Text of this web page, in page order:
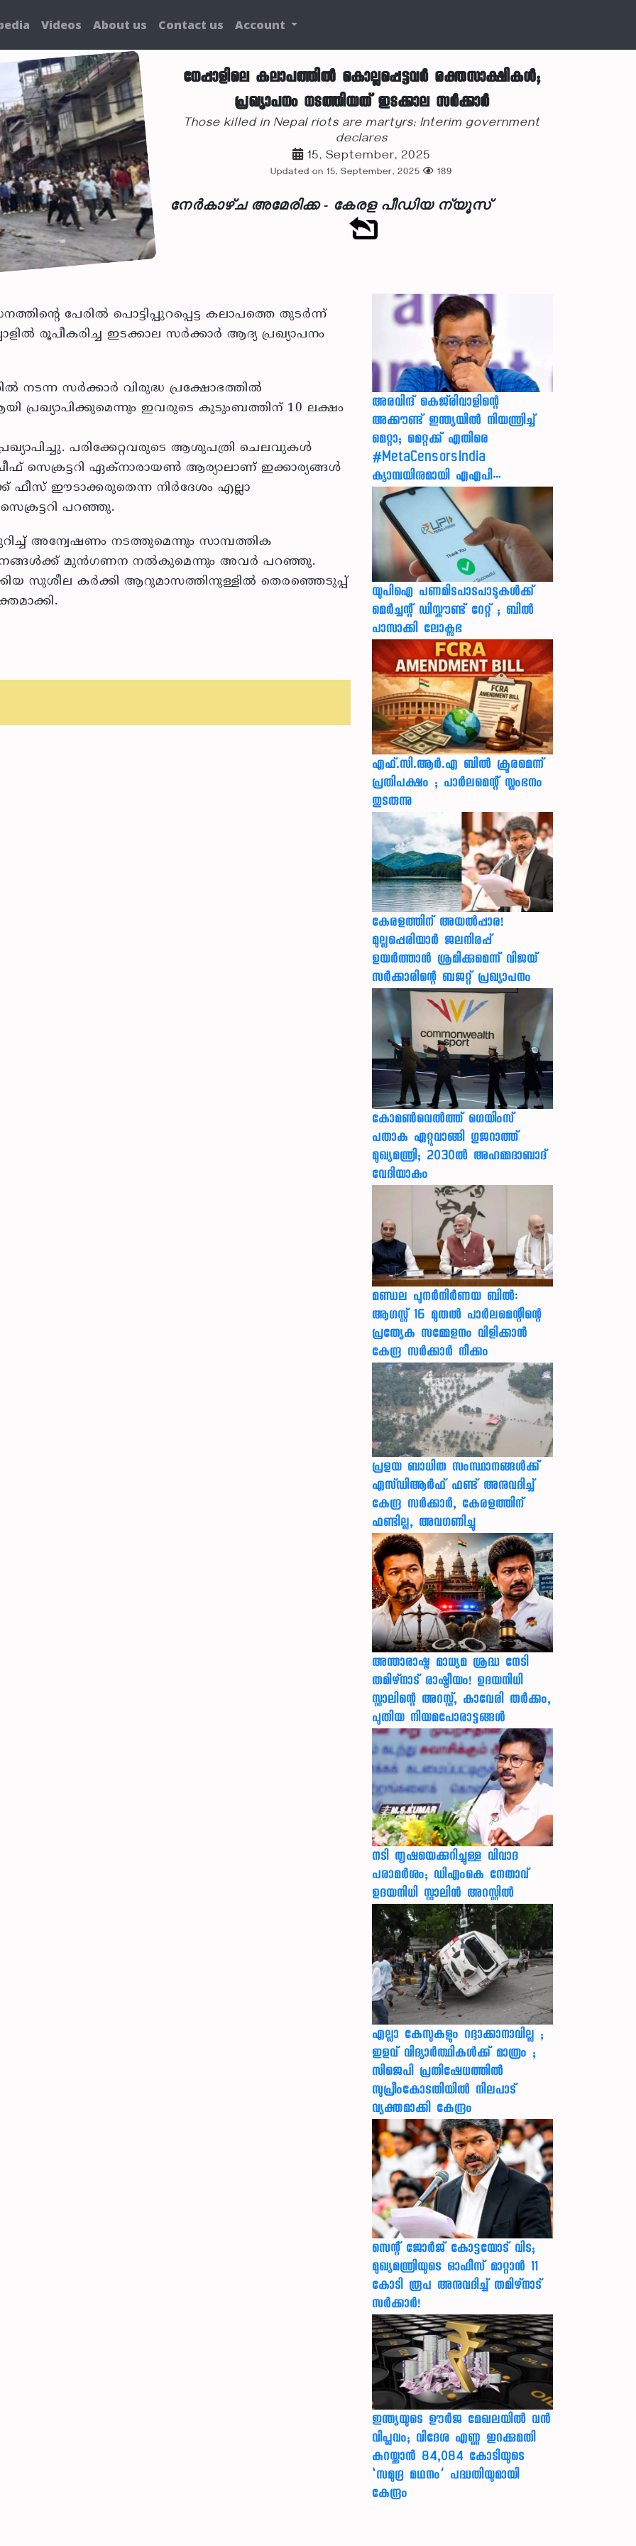
Videos About us Contact us Account
നേപ്പാളിലെ കലാപത്തില്‍ കൊല്ലപ്പെട്ടവര്‍ രക്തസാക്ഷികള്‍;
പ്രഖ്യാപനം നടത്തിയത് ഇടക്കാല സര്‍ക്കാര്‍
Those killed in Nepal riots are martyrs; Interim government
declares
15, September, 2025
Updated on 15, September, 2025 189
നേർകാഴ്ച അമേരിക്ക - കേരള പീഡിയ ന്യൂസ്
പേരില്‍ പൊട്ടിപ്പുറപ്പെട്ട കലാപത്തെ തുടര്‍ന്ന്
രൂപീകരിച്ച ഇടക്കാല സര്‍ക്കാര്‍ ആദ്യ പ്രഖ്യാപനം
നടന്ന സര്‍ക്കാര്‍ വിരുദ്ധ പ്രക്ഷോഭത്തില്‍
പ്രഖ്യാപിക്കുമെന്നും ഇവരുടെ കുടുംബത്തിന് 10 ലക്ഷം
പരിക്കേറ്റവരുടെ ആശുപത്രി ചെലവുകള്‍
സെക്രട്ടറി ഏക്നാരായണ്‍ ആര്യാലാണ് ഇക്കാര്യങ്ങള്‍
ഫീസ് ഈടാക്കരുതെന്ന നിര്‍ദേശം എല്ലാ
പറഞ്ഞു.
അന്വേഷണം നടത്തുമെന്നും സാമ്പത്തിക
മുന്‍ഗണന നല്‍കുമെന്നും അവര്‍ പറഞ്ഞു.
സുശീല കര്‍ക്കി ആറുമാസത്തിനുള്ളില്‍ തെരഞ്ഞെടുപ്പ്
അരവിന്ദ് കെജ്‌രിവാളിന്റെ
അക്കൗണ്ട് ഇന്ത്യയിൽ നിയന്ത്രിച്ച്
മെറ്റാ; മെറ്റക്ക് എതിരെ
#MetaCensorsIndia
ക്യാമ്പയിനുമായി എഎപി…
യുപിഐ പണമിടപാടപാടുകൾക്ക്
മെർച്ചന്റ് ഡിസ്കൗണ്ട് റേറ്റ് ; ബിൽ
പാസാക്കി ലോക്സഭ
എഫ്.സി.ആർ.എ ബിൽ ക്രൂരമെന്ന്
പ്രതിപക്ഷം ; പാർലമെന്റ് സ്തംഭനം
തുടരുന്നു
കേരളത്തിന് അ‌യൽപ്പാര!
മുല്ലപ്പെരിയാർ ജലനിരപ്പ്
ഉയർത്താൻ ശ്രമിക്കുമെന്ന് വിജയ്
സർക്കാരിന്റെ ബജറ്റ് പ്രഖ്യാപനം
കോമൺവെൽത്ത് ഗെയിംസ്
പതാക ഏറ്റുവാങ്ങി ഗുജറാത്ത്
മുഖ്യമന്ത്രി; 2030ൽ അഹമ്മദാബാദ്
വേദിയാകും
മണ്ഡല പുനർനിർണയ ബിൽ:
ആഗസ്റ്റ് 16 മുതൽ പാർലമെന്റിന്റെ
പ്രത്യേക സമ്മേളനം വിളിക്കാൻ
കേന്ദ്ര സർക്കാർ നീക്കം
പ്രളയ ബാധിത സംസ്ഥാനങ്ങൾക്ക്
എസ്ഡിആർഫ് ഫണ്ട് അനുവദിച്ച്
കേന്ദ്ര സര്‍ക്കാര്‍, കേരളത്തിന്
ഫണ്ടില്ല, അവഗണിച്ചു
അന്താരാഷ്ട്ര മാധ്യമ ശ്രദ്ധ നേടി
തമിഴ്‌നാട് രാഷ്ട്രീയം! ഉദയനിധി
സ്റ്റാലിന്റെ അറസ്റ്റ്, കാവേരി തർക്കം,
പുതിയ നിയമപോരാട്ടങ്ങൾ
നടി തൃഷയെക്കുറിച്ചുള്ള വിവാദ
പരാമർശം; ഡിഎംകെ നേതാവ്
ഉദയനിധി സ്റ്റാലിൻ അറസ്റ്റിൽ
എല്ലാ കേസുകളും റദ്ദാക്കാനാവില്ല ;
ഇളവ് വിദ്യാർത്ഥികൾക്ക് മാത്രം ;
സിജെപി പ്രതിഷേധത്തിൽ
സുപ്രീംകോടതിയിൽ നിലപാട്
വ്യക്തമാക്കി കേന്ദ്രം
സെന്റ് ജോർജ് കോട്ടയോട് വിട;
മുഖ്യമന്ത്രിയുടെ ഓഫീസ് മാറ്റാൻ 11
കോടി രൂപ അനുവദിച്ച് തമിഴ്നാട്
സർക്കാർ!
ഇന്ത്യയുടെ ഊർജ മേഖലയിൽ വൻ
വിപ്ലവം; വിദേശ എണ്ണ ഇറക്കുമതി
കുറയ്ക്കാൻ 84,084 കോടിയുടെ
‘സമുദ്ര മഥനം’ പദ്ധതിയുമായി
കേന്ദ്രം